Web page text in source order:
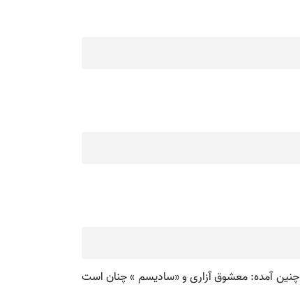
آمده: معشوق آزاری و «سادیسم » چنان است